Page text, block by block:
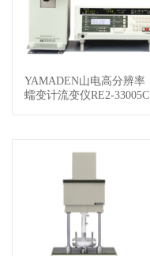
查看详情
YAMADEN山电高分辨率
蠕变计流变仪RE2-33005C